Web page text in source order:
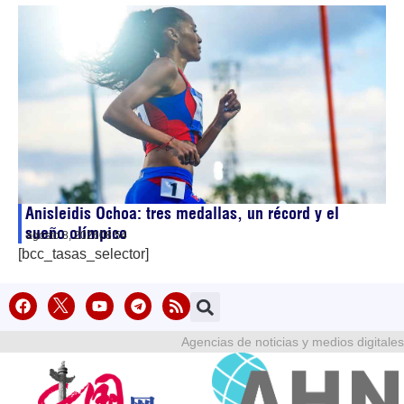
Anisleidis Ochoa: tres medallas, un récord y el
sueño olímpico
agosto 8, 202608:54
[bcc_tasas_selector]
Agencias de noticias y medios digitales